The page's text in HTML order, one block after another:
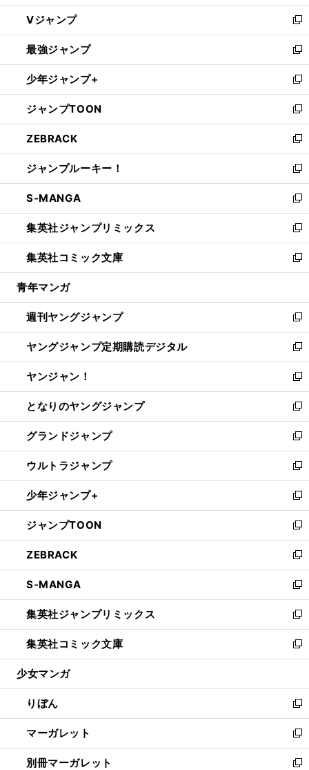
ウ
ィ
ン
ド
ウ
で
開
く
し
い
ウ
ィ
ン
ド
ウ
で
開
く
Vジャンプ
新
し
い
ウ
ィ
ン
ド
ウ
で
開
く
最強ジャンプ
新
し
い
ウ
ィ
ン
ド
ウ
で
開
く
少年ジャンプ+
新
し
い
ウ
ィ
ン
ド
ウ
で
開
く
ジャンプTOON
新
し
い
ウ
ィ
ン
ド
ウ
で
開
く
ZEBRACK
新
し
い
ウ
ィ
ン
ド
ウ
で
開
ジャンプルーキー！
新
し
い
ウ
ィ
ン
ド
ウ
開
く
S-MANGA
新
し
い
ウ
ィ
ン
ウ
で
開
く
集英社ジャンプリミックス
新
し
い
ウ
ン
ド
ウ
で
開
く
集英社コミック文庫
新
し
ウ
ィ
ン
ド
ウ
で
開
く
青年マンガ
週刊ヤングジャンプ
新
し
い
ウ
ィ
ン
ド
ウ
で
開
く
ヤングジャンプ定期購読デジタル
新
し
い
ウ
ィ
ン
ド
ウ
で
開
く
ヤンジャン！
新
し
い
ウ
ィ
ン
ド
ウ
で
開
く
となりのヤングジャンプ
新
し
い
ウ
ィ
ン
ド
ウ
で
開
く
グランドジャンプ
新
し
い
ウ
ィ
ン
ド
ウ
で
開
く
ウルトラジャンプ
新
し
い
ウ
ィ
ン
ド
ウ
で
開
く
少年ジャンプ+
新
し
い
ウ
ィ
ン
ド
ウ
で
開
く
ジャンプTOON
新
し
い
ウ
ィ
ン
ド
ウ
で
開
ZEBRACK
新
し
い
ウ
ィ
ン
ド
ウ
開
く
S-MANGA
新
し
い
ウ
ィ
ン
ウ
で
開
く
集英社ジャンプリミックス
新
し
い
ウ
ン
ド
ウ
で
開
く
集英社コミック文庫
新
し
ウ
ィ
ン
ド
ウ
で
少女マンガ
りぼん
新
し
い
ウ
ィ
マーガレット
新
し
い
別冊マーガレット 新